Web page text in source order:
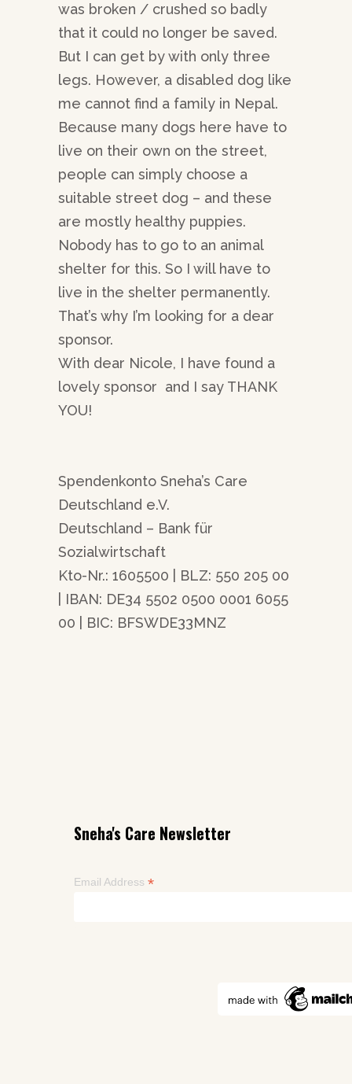
was broken / crushed so badly
that it could no longer be saved.
But I can get by with only three
legs. However, a disabled dog like
me cannot find a family in Nepal.
Because many dogs here have to
live on their own on the street,
people can simply choose a
suitable street dog – and these
are mostly healthy puppies.
Nobody has to go to an animal
shelter for this. So I will have to
live in the shelter permanently.
That’s why I’m looking for a dear
sponsor.
With dear Nicole, I have found a
lovely sponsor and I say THANK
YOU!
Spendenkonto Sneha’s Care
Deutschland e.V.
Deutschland – Bank für
Sozialwirtschaft
Kto-Nr.: 1605500 | BLZ: 550 205 00
| IBAN: DE34 5502 0500 0001 6055
00 | BIC: BFSWDE33MNZ
Sneha's Care Newsletter
Email Address *